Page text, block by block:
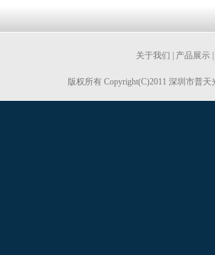
关于我们 产品展示
版权所有 Copyright(C)2011 深圳市普